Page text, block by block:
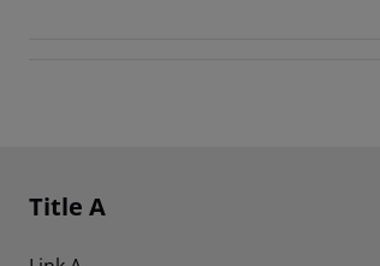
Footer navigation
Title A